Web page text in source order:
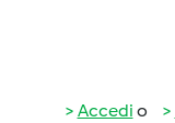
Accedi o